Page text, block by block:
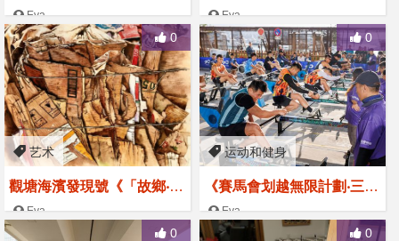
暨 魯班節2025 無人機匯演
Eva
2025-06-26
事」游榮光水彩作品展》開
幕
Eva
2025-03-27
0
艺术
觀塘海濱發現號《「故鄉‧故
事」游榮光水彩作品展》
Eva
2025-03-11
0
运动和健身
《賽馬會划越無限計劃‧三項
達人拉機衝刺賽2024》賽果
及《觀塘海濱聖誕無人機夜
Eva
2024-12-18
0 0